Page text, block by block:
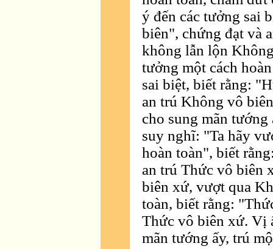
ý đến các tưởng sai
biên", chứng đạt và
không lẫn lộn
tưởng một cách
sai biệt, biết rằng:
an trú Không vô
cho sung mãn
suy nghĩ: "Ta hãy
hoàn toàn", biết
an trú Thức vô biên
biên xứ, vượt qua
toàn, biết rằng:
Thức vô biên xứ. Vị
mãn tướng ấy, trú